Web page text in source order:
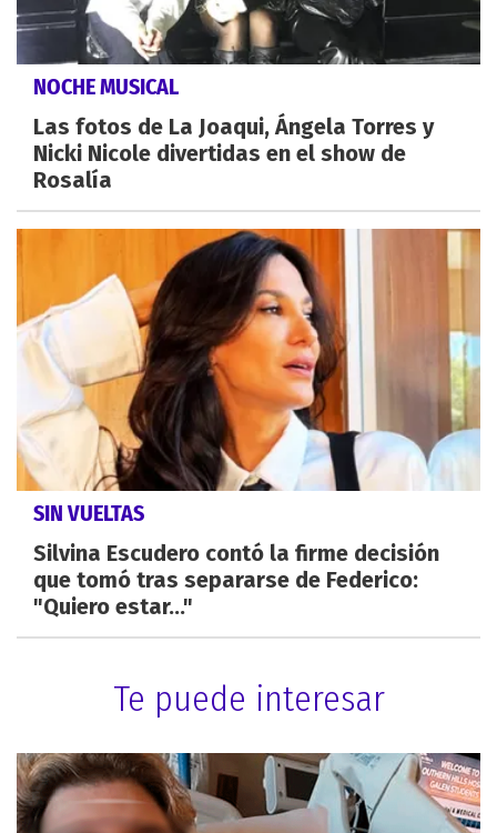
NOCHE MUSICAL
Las fotos de La Joaqui, Ángela Torres y
Nicki Nicole divertidas en el show de
Rosalía
SIN VUELTAS
Silvina Escudero contó la firme decisión
que tomó tras separarse de Federico:
"Quiero estar..."
Te puede interesar